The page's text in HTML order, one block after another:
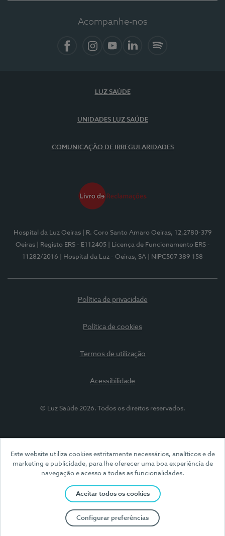
Este website utiliza cookies estritamente necessários, analíticos e de
marketing e publicidade, para lhe oferecer uma boa experiência de
navegação e acesso a todas as funcionalidades.
Aceitar todos os cookies
Configurar preferências
Acompanhe-nos
LUZ SAÚDE
UNIDADES LUZ SAÚDE
COMUNICAÇÃO DE IRREGULARIDADES
Hospital da Luz Oeiras
| R. Coro Santo Amaro Oeiras, 12,2780-379
Oeiras
| Registo ERS - E112405
| Licença de Funcionamento ERS -
11282/2016
| Hospital da Luz - Oeiras, SA | NIPC507 389 158
Política de privacidade
Política de cookies
Termos de utilização
Acessibilidade
© Luz Saúde 2026. Todos os direitos reservados.